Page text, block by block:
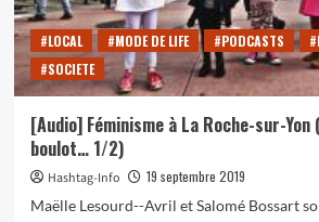
le
monde
aujourd’hui.
Comment,
enfin,
? »
#LOCAL #MODE DE LIFE #PODCASTS
#SOCIETE
[Audio] Féminisme à La Roche-sur-Yon
boulot… 1/2)
Hashtag-Info
19 septembre 2019
Maëlle Lesourd--Avril et Salomé Bossart